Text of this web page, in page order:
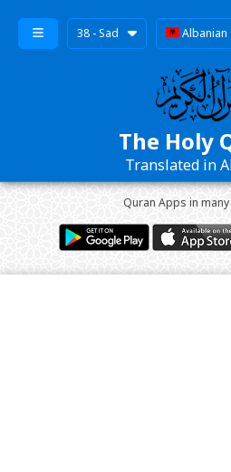
38 - Sad Albanian
The Holy
Translated in
Quran Apps in